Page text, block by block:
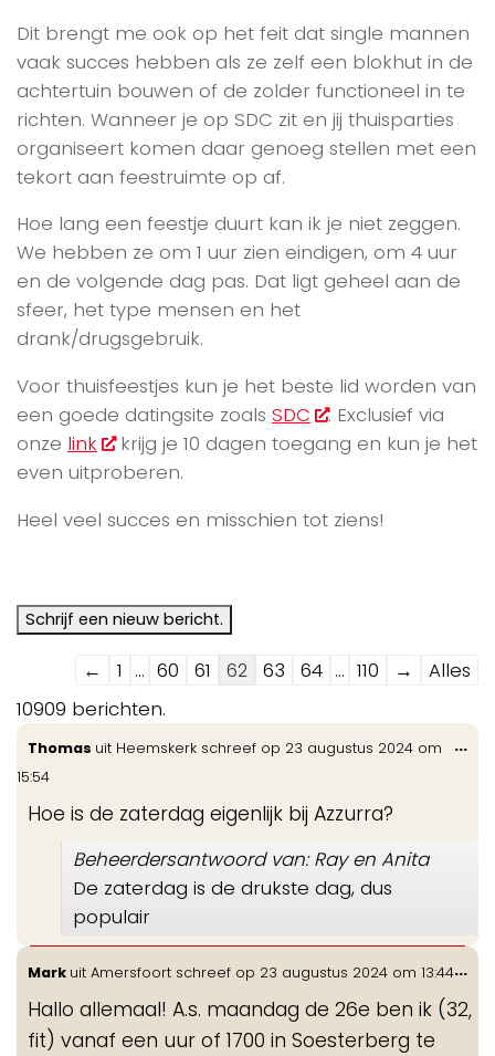
Dit brengt me ook op het feit dat single mannen
vaak succes hebben als ze zelf een blokhut in de
achtertuin bouwen of de zolder functioneel in te
richten. Wanneer je op SDC zit en jij thuisparties
organiseert komen daar genoeg stellen met een
tekort aan feestruimte op af.
Hoe lang een feestje duurt kan ik je niet zeggen.
We hebben ze om 1 uur zien eindigen, om 4 uur
en de volgende dag pas. Dat ligt geheel aan de
sfeer, het type mensen en het
drank/drugsgebruik.
Voor thuisfeestjes kun je het beste lid worden van
een goede datingsite zoals SDC
. Exclusief via
onze link
krijg je 10 dagen toegang en kun je het
even uitproberen.
Heel veel succes en misschien tot ziens!
Navigatie
door
de
gastenboek-
← 1 ... 60 61 62 63 64 ... 110 →
Alles
10909 berichten.
Thomas uit Heemskerk schreef op 23 augustus 2024 om
15:54
Hoe is de zaterdag eigenlijk bij Azzurra?
Beheerdersantwoord van: Ray en Anita
De zaterdag is de drukste dag, dus
populair
...
Mark uit Amersfoort schreef op 23 augustus 2024 om 13:44
Hallo allemaal! A.s. maandag de 26e ben ik (32,
fit) vanaf een uur of 1700 in Soesterberg te
...